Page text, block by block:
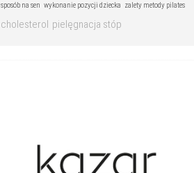
sposób na sen wykonanie pozycji dziecka zalety metody pilates
cholesterol pielęgnacja stóp